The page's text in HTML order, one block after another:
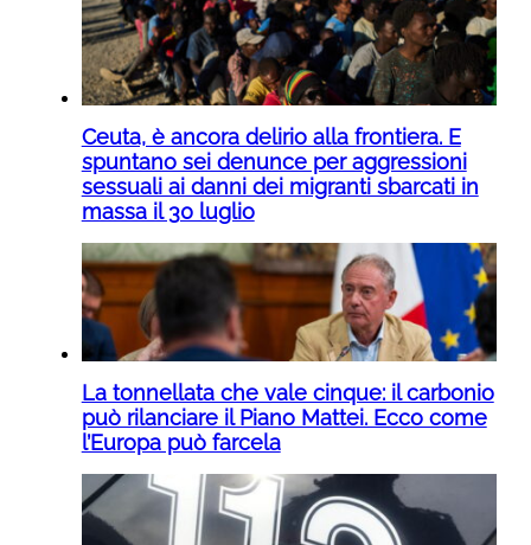
Ceuta, è ancora delirio alla frontiera. E
spuntano sei denunce per aggressioni
sessuali ai danni dei migranti sbarcati in
massa il 30 luglio
La tonnellata che vale cinque: il carbonio
può rilanciare il Piano Mattei. Ecco come
l’Europa può farcela